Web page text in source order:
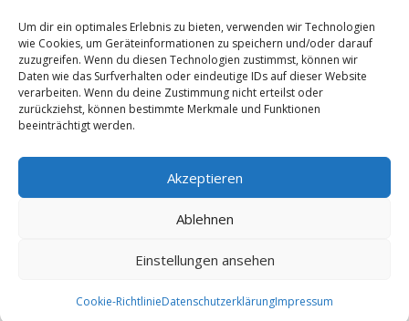
Um dir ein optimales Erlebnis zu bieten, verwenden wir Technologien
wie Cookies, um Geräteinformationen zu speichern und/oder darauf
zuzugreifen. Wenn du diesen Technologien zustimmst, können wir
Daten wie das Surfverhalten oder eindeutige IDs auf dieser Website
verarbeiten. Wenn du deine Zustimmung nicht erteilst oder
zurückziehst, können bestimmte Merkmale und Funktionen
beeinträchtigt werden.
Akzeptieren
Ablehnen
Einstellungen ansehen
Cookie-RichtlinieDatenschutzerklärungImpressum
Yvonne Stuckenberg
Auf dem Thie 7
49124 Georgsmarienhütte
Tel. 05401 864251
www.kath-gmh.de
© 2026 Kindertagesstätte St. Antonius |